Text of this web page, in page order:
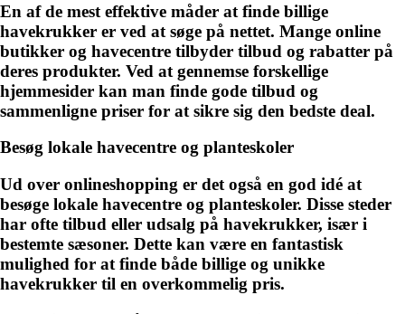
En af de mest effektive måder at finde billige
havekrukker er ved at søge på nettet. Mange online
butikker og havecentre tilbyder tilbud og rabatter på
deres produkter. Ved at gennemse forskellige
hjemmesider kan man finde gode tilbud og
sammenligne priser for at sikre sig den bedste deal.
Besøg lokale havecentre og planteskoler
Ud over onlineshopping er det også en god idé at
besøge lokale havecentre og planteskoler. Disse steder
har ofte tilbud eller udsalg på havekrukker, især i
bestemte sæsoner. Dette kan være en fantastisk
mulighed for at finde både billige og unikke
havekrukker til en overkommelig pris.